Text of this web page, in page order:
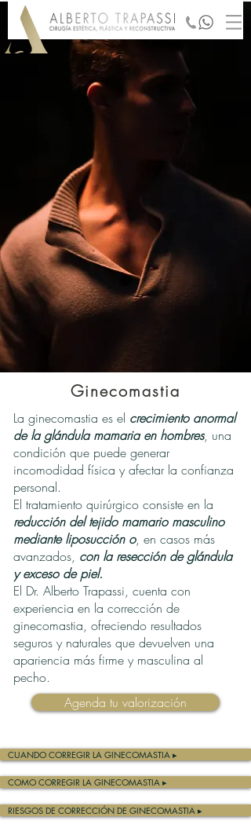
Ginecomastia
La ginecomastia es el crecimiento anormal
de la glándula mamaria en hombres, una
condición que puede generar
incomodidad física y afectar la confianza
personal.
El tratamiento quirúrgico consiste en la
reducción del tejido mamario masculino
mediante liposucción o, en casos más
avanzados, con la resección de glándula
y exceso de piel.
El Dr. Alberto Trapassi, cuenta con
experiencia en la corrección de
ginecomastia, ofreciendo resultados
seguros y naturales que devuelven una
apariencia más firme y masculina al
pecho.
Agenda tu valorización
CUANDO CORREGIR LA GINECOMASTIA ▸
COMO CORREGIR LA GINECOMASTIA ▸
RIESGOS DE CORRECCIÓN DE GINECOMASTIA ▸